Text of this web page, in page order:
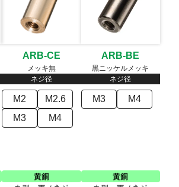
ARB-CE
メッキ無
ネジ径
M2
M2.6
M3
M4
ARB-BE
黒ニッケルメッキ
ネジ径
M3 M4